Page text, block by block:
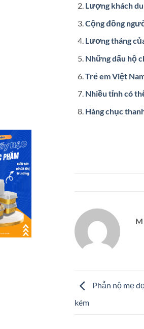
Lượng khách
Cộng đồng
Lương tháng
Những dấu hộ
Trẻ em Việt
Nhiều tỉnh có
Hàng chục
Phẫn nộ mẹ
kém